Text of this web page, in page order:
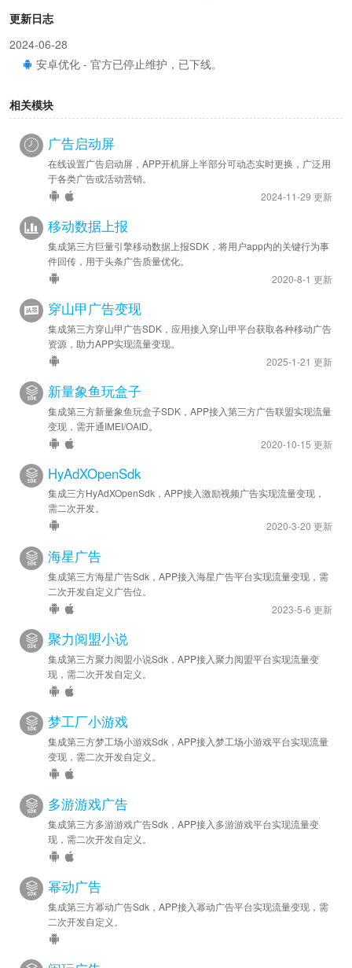
更新日志
2024-06-28
安卓优化 - 官方已停止维护，已下线。
相关模块
广告启动屏
在线设置广告启动屏，APP开机屏上半部分可动态实时更换，广泛用
于各类广告或活动营销。
2024-11-29 更新
移动数据上报
集成第三方巨量引擎移动数据上报SDK，将用户app内的关键行为事
件回传，用于头条广告质量优化。
2020-8-1 更新
穿山甲广告变现
集成第三方穿山甲广告SDK，应用接入穿山甲平台获取各种移动广告
资源，助力APP实现流量变现。
2025-1-21 更新
新量象鱼玩盒子
集成第三方新量象鱼玩盒子SDK，APP接入第三方广告联盟实现流量
变现，需开通IMEI/OAID。
2020-10-15 更新
HyAdXOpenSdk
集成三方HyAdXOpenSdk，APP接入激励视频广告实现流量变现，
需二次开发。
2020-3-20 更新
海星广告
集成第三方海星广告Sdk，APP接入海星广告平台实现流量变现，需
二次开发自定义广告位。
2023-5-6 更新
聚力阅盟小说
集成第三方聚力阅盟小说Sdk，APP接入聚力阅盟平台实现流量变
现，需二次开发自定义。
梦工厂小游戏
集成第三方梦工场小游戏Sdk，APP接入梦工场小游戏平台实现流量
变现，需二次开发自定义。
多游游戏广告
集成第三方多游游戏广告Sdk，APP接入多游游戏平台实现流量变
现，需二次开发自定义。
幂动广告
集成第三方幂动广告Sdk，APP接入幂动广告平台实现流量变现，需
二次开发自定义。